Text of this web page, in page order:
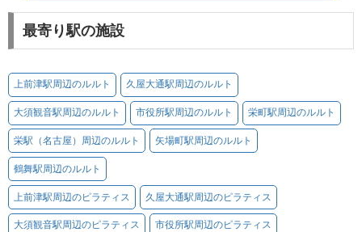
最寄り駅の施設
上前津駅周辺のルルト 久屋大通駅周辺のルルト
大須観音駅周辺のルルト 市役所駅周辺のルルト 栄町駅周辺のルルト
栄駅（名古屋）周辺のルルト 矢場町駅周辺のルルト
鶴舞駅周辺のルルト
上前津駅周辺のピラティス 久屋大通駅周辺のピラティス
大須観音駅周辺のピラティス 市役所駅周辺のピラティス